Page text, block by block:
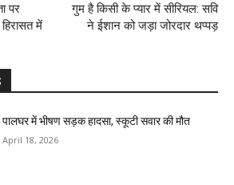
पर
में
गुम है किसी के प्यार में सीरियल: सवि
ने ईशान को जड़ा जोरदार थप्पड़
पालघर में भीषण सड़क हादसा, स्कूटी सवार की मौत
April 18, 2026